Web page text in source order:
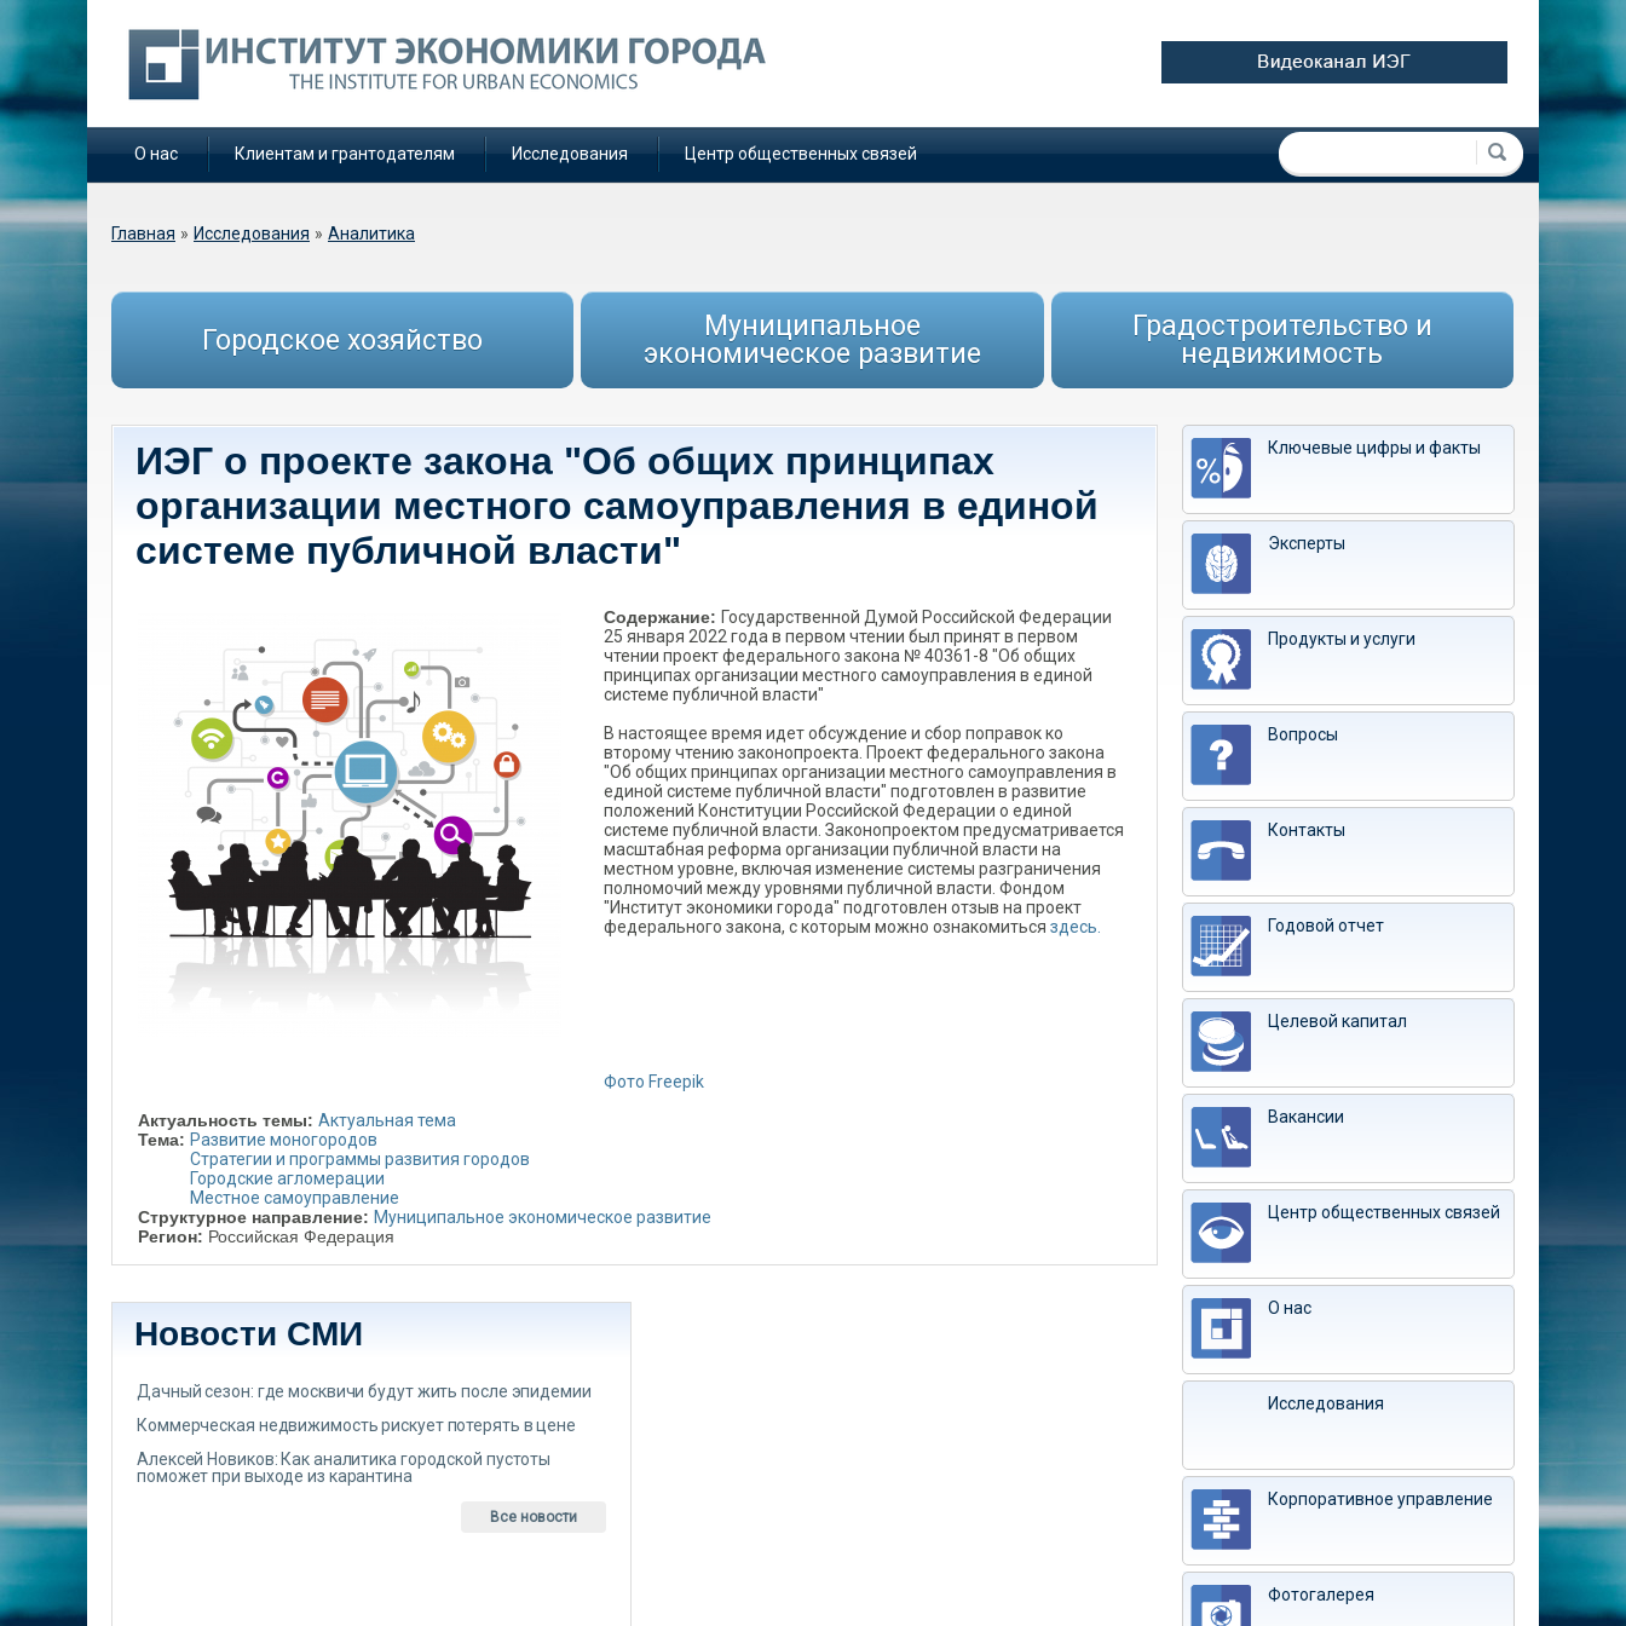
О нас Клиентам и грантодателям Исследования Центр общественных связей Форма поиска
Поиск
Вы здесь
Главная » Исследования » Аналитика
Городское хозяйство
Муниципальное
экономическое развитие
Градостроительство и
недвижимость
ИЭГ о проекте закона "Об общих принципах
организации местного самоуправления в единой
системе публичной власти"
Содержание: Государственной Думой Российской Федерации
25 января 2022 года в первом чтении был принят в первом
чтении проект федерального закона № 40361-8 "Об общих
принципах организации местного самоуправления в единой
системе публичной власти"
В настоящее время идет обсуждение и сбор поправок ко
второму чтению законопроекта. Проект федерального закона
"Об общих принципах организации местного самоуправления в
единой системе публичной власти" подготовлен в развитие
положений Конституции Российской Федерации о единой
системе публичной власти. Законопроектом предусматривается
масштабная реформа организации публичной власти на
местном уровне, включая изменение системы разграничения
полномочий между уровнями публичной власти. Фондом
"Институт экономики города" подготовлен отзыв на проект
федерального закона, с которым можно ознакомиться здесь.
Фото Freepik
Актуальность темы: Актуальная тема
Тема: Развитие моногородов
Стратегии и программы развития городов
Городские агломерации
Местное самоуправление
Структурное направление: Муниципальное экономическое развитие
Регион: Российская Федерация
Новости СМИ
Дачный сезон: где москвичи будут жить после эпидемии
Коммерческая недвижимость рискует потерять в цене
Алексей Новиков: Как аналитика городской пустоты
поможет при выходе из карантина
Все новости
Ключевые цифры и факты
Эксперты
Продукты и услуги
Вопросы
Контакты
Годовой отчет
Целевой капитал
Вакансии
Центр общественных связей
О нас
Исследования
Корпоративное управление
Фотогалерея